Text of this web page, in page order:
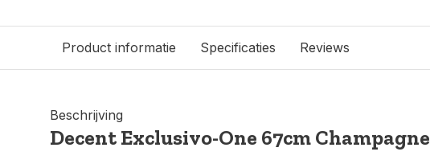
Product informatie Specificaties Reviews
Beschrijving
Decent Exclusivo-One 67cm Champagne